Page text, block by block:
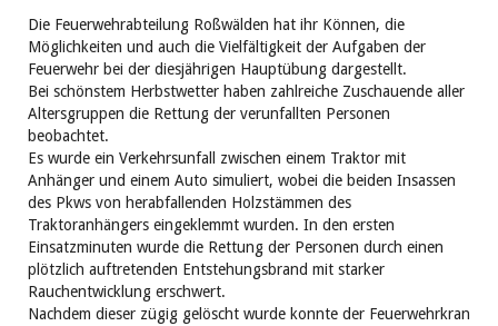
Die Feuerwehrabteilung Roßwälden hat ihr Können, die
Möglichkeiten und auch die Vielfältigkeit der Aufgaben der
Feuerwehr bei der diesjährigen Hauptübung dargestellt.
Bei schönstem Herbstwetter haben zahlreiche Zuschauende aller
Altersgruppen die Rettung der verunfallten Personen
beobachtet.
Es wurde ein Verkehrsunfall zwischen einem Traktor mit
Anhänger und einem Auto simuliert, wobei die beiden Insassen
des Pkws von herabfallenden Holzstämmen des
Traktoranhängers eingeklemmt wurden. In den ersten
Einsatzminuten wurde die Rettung der Personen durch einen
plötzlich auftretenden Entstehungsbrand mit starker
Rauchentwicklung erschwert.
Nachdem dieser zügig gelöscht wurde konnte der Feuerwehrkran